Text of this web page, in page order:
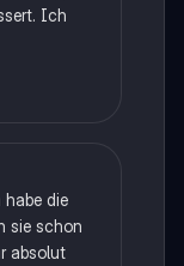
Ich
die
sie schon
absolut